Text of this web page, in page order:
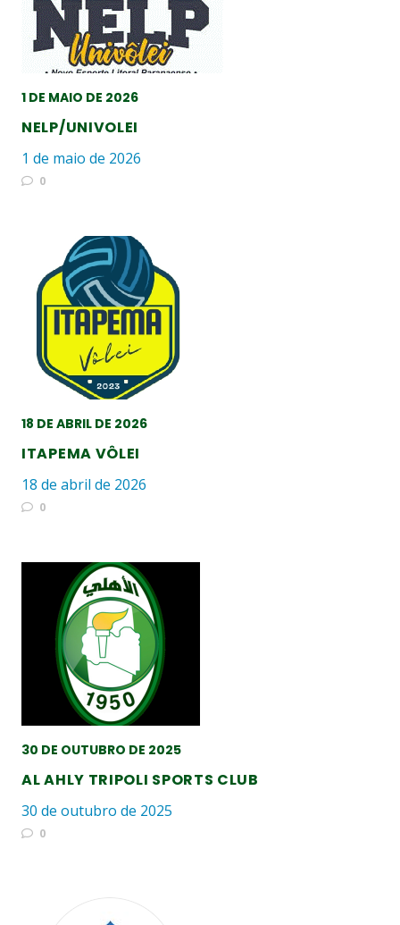
1 DE MAIO DE 2026
NELP/UNIVOLEI
1 de maio de 2026
0
18 DE ABRIL DE 2026
ITAPEMA VÔLEI
18 de abril de 2026
0
30 DE OUTUBRO DE 2025
AL AHLY TRIPOLI SPORTS CLUB
30 de outubro de 2025
0